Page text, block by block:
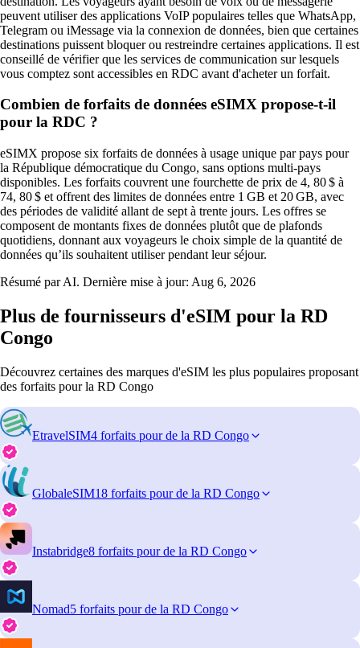
peuvent utiliser des applications VoIP populaires telles que WhatsApp,
Telegram ou iMessage via la connexion de données, bien que certaines
destinations puissent bloquer ou restreindre certaines applications. Il est
conseillé de vérifier que les services de communication sur lesquels
vous comptez sont accessibles en RDC avant d'acheter un forfait.
Combien de forfaits de données eSIMX propose-t-il
pour la RDC ?
eSIMX propose six forfaits de données à usage unique par pays pour
la République démocratique du Congo, sans options multi-pays
disponibles. Les forfaits couvrent une fourchette de prix de 4, 80 $ à
74, 80 $ et offrent des limites de données entre 1 GB et 20 GB, avec
des périodes de validité allant de sept à trente jours. Les offres se
composent de montants fixes de données plutôt que de plafonds
quotidiens, donnant aux voyageurs le choix simple de la quantité de
données qu’ils souhaitent utiliser pendant leur séjour.
Résumé par AI. Dernière mise à jour: Aug 6, 2026
Plus de fournisseurs d'eSIM pour la RD
Congo
Découvrez certaines des marques d'eSIM les plus populaires proposant
des forfaits pour la RD Congo
EtravelSIM4 forfaits pour de la RD Congo
GlobaleSIM18 forfaits pour de la RD Congo
Instabridge8 forfaits pour de la RD Congo
Nomad5 forfaits pour de la RD Congo